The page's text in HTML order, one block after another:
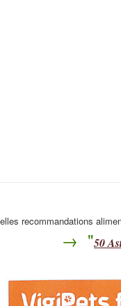
recommandations
→ "50